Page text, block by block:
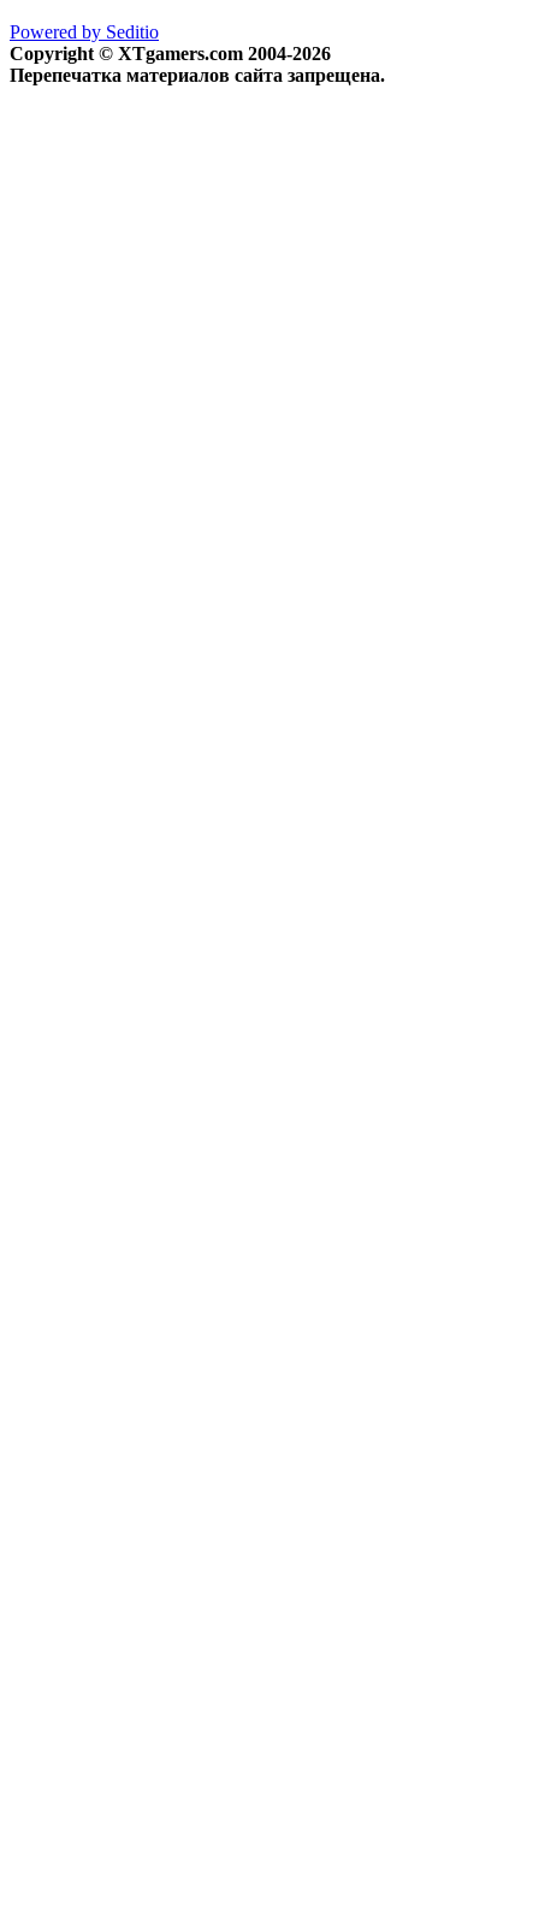
Powered by Seditio
Copyright © XTgamers.com 2004-2026
Перепечатка материалов сайта запрещена.